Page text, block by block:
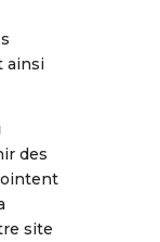
ainsi
des
site